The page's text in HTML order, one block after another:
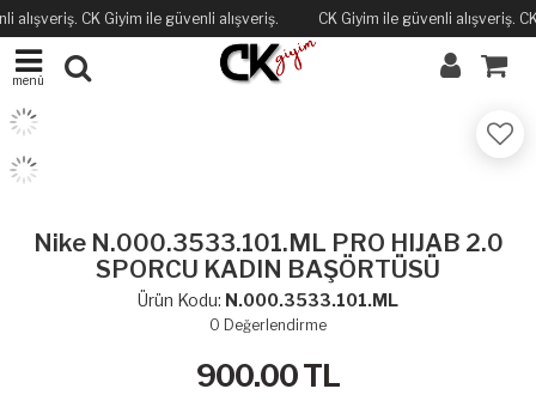
CK Giyim ile güvenli alışveriş. CK Giyim ile güvenli alışveriş. CK
menü
Nike N.000.3533.101.ML PRO HIJAB 2.0
SPORCU KADIN BAŞÖRTÜSÜ
Ürün Kodu: N.000.3533.101.ML
0 Değerlendirme
900.00TL